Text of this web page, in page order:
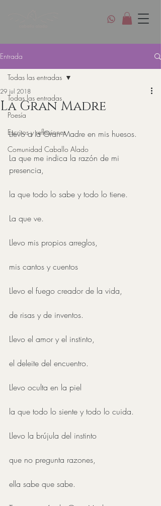
Entrada
Todas las entradas
Poesía
Escritos y reflexiones
Comunidad Caballo Alado
Todas las entradas
La Gran Madre
29 jul 2018
Llevo a la Gran Madre en mis huesos.
La que me indica la razón de mi
presencia,
la que todo lo sabe y todo lo tiene.
La que ve.
Llevo mis propios arreglos,
mis cantos y cuentos
Llevo el fuego creador de la vida,
de risas y de inventos.
Llevo el amor y el instinto,
el deleite del encuentro.
Llevo oculta en la piel
la que todo lo siente y todo lo cuida.
Llevo la brújula del instinto
que no pregunta razones,
ella sabe que sabe.